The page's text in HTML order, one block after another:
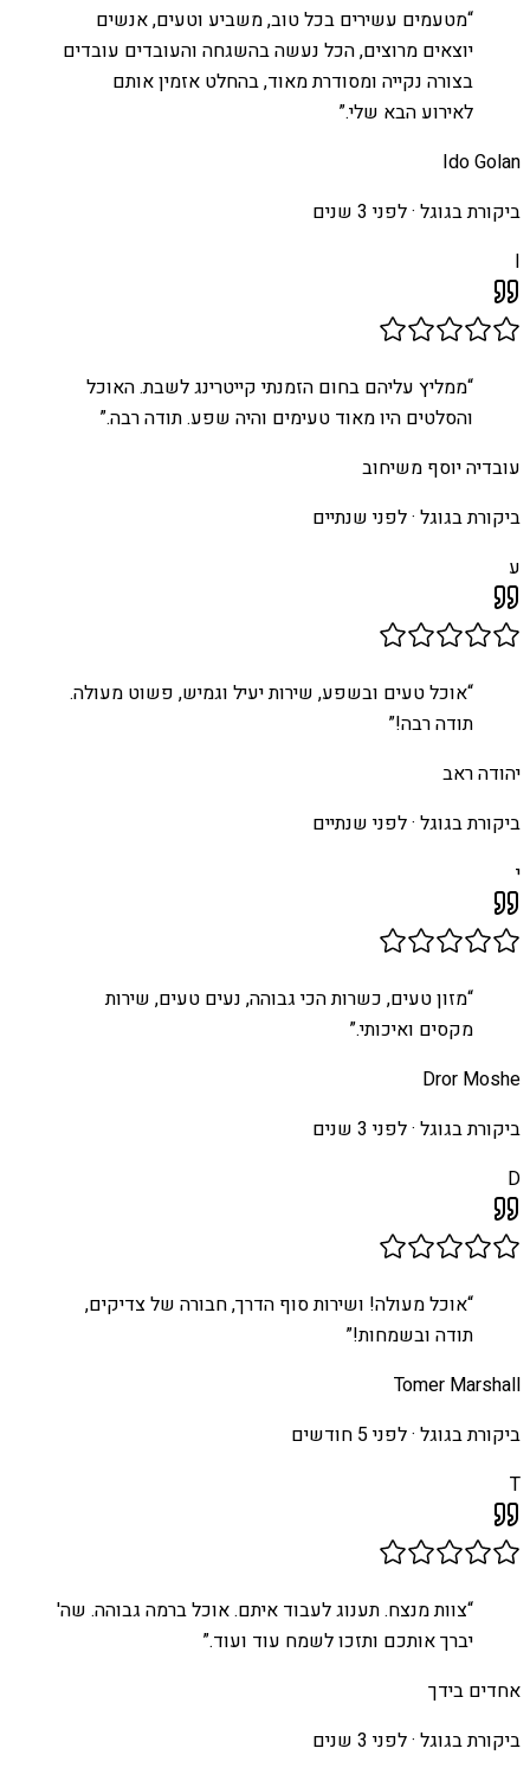
“מטעמים עשירים בכל טוב, משביע וטעים, אנשים
יוצאים מרוצים, הכל נעשה בהשגחה והעובדים עובדים
בצורה נקייה ומסודרת מאוד, בהחלט אזמין אותם
לאירוע הבא שלי.”
Ido Golan
ביקורת בגוגל ·לפני 3 שנים
I
“ממליץ עליהם בחום הזמנתי קייטרינג לשבת. האוכל
והסלטים היו מאוד טעימים והיה שפע. תודה רבה.”
עובדיה יוסף משיחוב
ביקורת בגוגל ·לפני שנתיים
ע
“אוכל טעים ובשפע, שירות יעיל וגמיש, פשוט מעולה.
תודה רבה!”
יהודה ראב
ביקורת בגוגל ·לפני שנתיים
י
“מזון טעים, כשרות הכי גבוהה, נעים טעים, שירות
מקסים ואיכותי.”
Dror Moshe
ביקורת בגוגל ·לפני 3 שנים
D
“אוכל מעולה! ושירות סוף הדרך, חבורה של צדיקים,
תודה ובשמחות!”
Tomer Marshall
ביקורת בגוגל ·לפני 5 חודשים
T
“צוות מנצח. תענוג לעבוד איתם. אוכל ברמה גבוהה. שה'
יברך אותכם ותזכו לשמח עוד ועוד.”
אחדים בידך
ביקורת בגוגל ·לפני 3 שנים